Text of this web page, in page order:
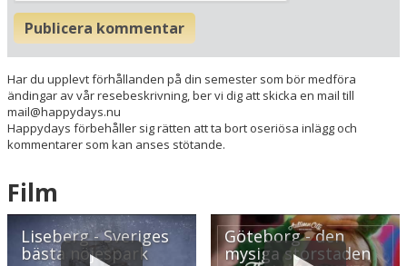
E 011&deg; 58.378'
N 57&deg; 42.966'
Publicera kommentar
Har du upplevt förhållanden på din semester som bör medföra
ändingar av vår resebeskrivning, ber vi dig att skicka en mail till
mail@happydays.nu
Happydays förbehåller sig rätten att ta bort oseriösa inlägg och
kommentarer som kan anses stötande.
Film
Liseberg - Sveriges
bästa nöjespark
Göteborg - den
mysiga storstaden